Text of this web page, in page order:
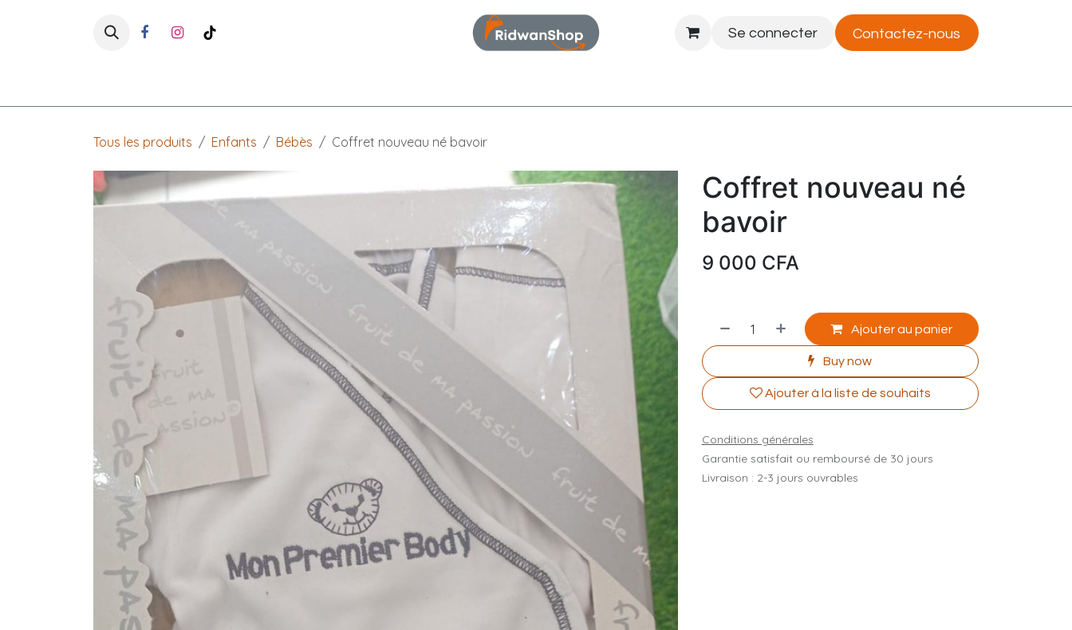
Se connecter Contactez-nous
Tous les produits Enfants Bébès Coffret nouveau né bavoir
Coffret nouveau né
bavoir
9 000 CFA
Ajouter au panier
Buy now
Ajouter à la liste de souhaits
Conditions générales
Garantie satisfait ou remboursé de 30 jours
Livraison : 2-3 jours ouvrables